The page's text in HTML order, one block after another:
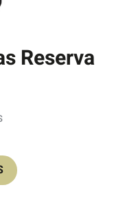
Reserva